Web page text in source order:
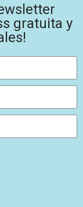
gratuita y